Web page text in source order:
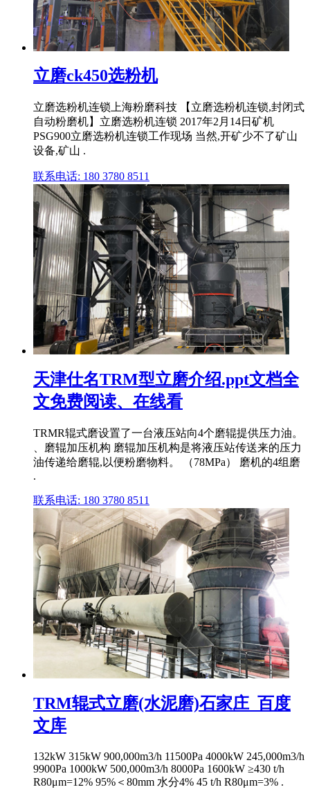
立磨ck450选粉机
立磨选粉机连锁上海粉磨科技 【立磨选粉机连锁,封闭式
自动粉磨机】立磨选粉机连锁 2017年2月14日矿机
PSG900立磨选粉机连锁工作现场 当然,开矿少不了矿山
设备,矿山 .
联系电话: 180 3780 8511
天津仕名TRM型立磨介绍.ppt文档全
文免费阅读、在线看
TRMR辊式磨设置了一台液压站向4个磨辊提供压力油。
、磨辊加压机构 磨辊加压机构是将液压站传送来的压力
油传递给磨辊,以便粉磨物料。 （78MPa） 磨机的4组磨
.
联系电话: 180 3780 8511
TRM辊式立磨(水泥磨)石家庄_百度
文库
132kW 315kW 900,000m3/h 11500Pa 4000kW 245,000m3/h
9900Pa 1000kW 500,000m3/h 8000Pa 1600kW ≥430 t/h
R80μm=12% 95%＜80mm 水分4% 45 t/h R80μm=3% .